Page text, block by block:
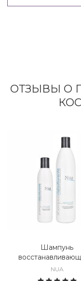
ОТЗЫВЫ О
Шампунь
экстрактом овса
семенами льна
NUA